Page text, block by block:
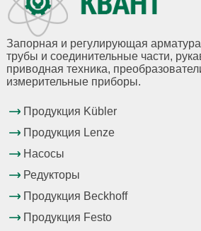
Запорная и регулирующая
трубы и соединительные части,
приводная техника,
измерительные приборы.
Продукция Kübler
Продукция Lenze
Насосы
Редукторы
Продукция Beckhoff
Продукция Festo